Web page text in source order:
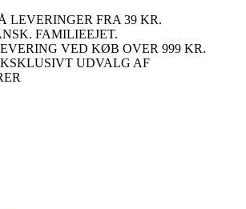
LEVERINGER FRA 39 KR.
FAMILIEEJET.
VED KØB OVER 999 KR.
UDVALG AF